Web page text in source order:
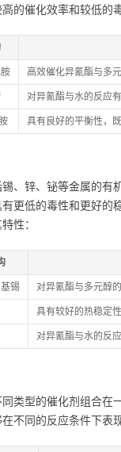
的催化效率和较低的
高效催化异氰酯与多
对异氰酯与水的反应
具有良好的平衡性，
、锌、铋等金属的有
更低的毒性和更好的
性：
锡 对异氰酯与多元醇
具有较好的热稳定
对异氰酯与水的反
类型的催化剂组合在
不同的反应条件下表